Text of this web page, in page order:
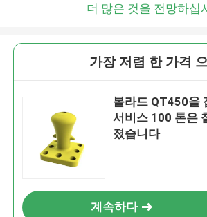
더 많은 것을 전망하십
가장 저렴 한 가격
볼라드 QT450을
서비스 100 톤은
졌습니다
계속하다